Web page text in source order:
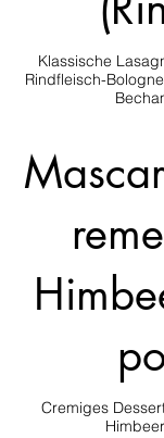
Klassische
Rindfleisch-
Cremiges